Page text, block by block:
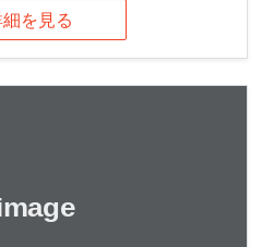
を見る